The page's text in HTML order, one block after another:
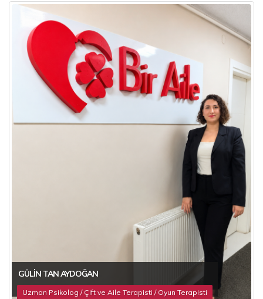
GÜLIN TAN AYDOĞAN
Uzman Psikolog / Çift ve Aile Terapisti / Oyun Terapisti